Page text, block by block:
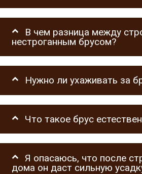
В чем разница между
нестроганным брусом?
Нужно ли ухаживать за
Что такое брус
Я опасаюсь, что после
дома он даст сильную